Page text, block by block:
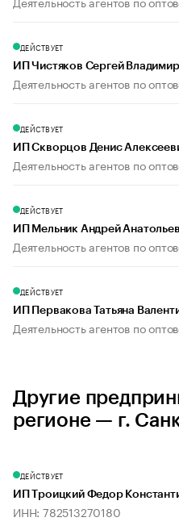
ДЕЙСТВУЕТ
ИП Чистяков Сергей
Деятельность агентов по
ДЕЙСТВУЕТ
ИП Скворцов Денис
Деятельность агентов по
ДЕЙСТВУЕТ
ИП Мельник Андрей
Деятельность агентов по
ДЕЙСТВУЕТ
ИП Первакова Татьяна
Деятельность агентов по
Другие
регионе — г.
ДЕЙСТВУЕТ
ИП Троицкий Федор
ИНН: 782513270180